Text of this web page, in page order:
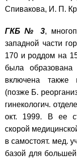
Спивакова, И. П.
ГКБ № 3,
западной части
170 и роддом на
была
включена также
(позже Б.
гинекологич.
окт. 1999. В ее
скорой
в самостоят. мед.
базой для